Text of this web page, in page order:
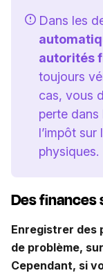
Dans les
autorités
toujours
cas, vous
perte dans
l’impôt
physiques.
Des finances
Enregistrer des
de problème,
Cependant, si